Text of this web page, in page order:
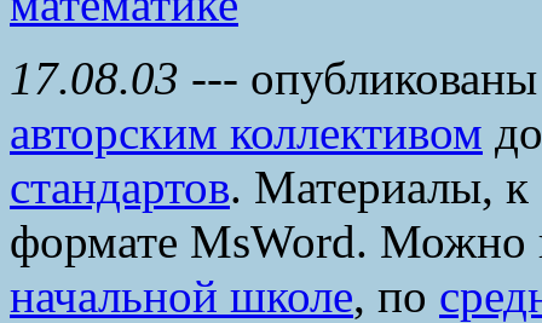
17.08.03 ---
авторским коллективом
стандартов. Материалы, к
формате MsWord. Можно
начальной школе, по